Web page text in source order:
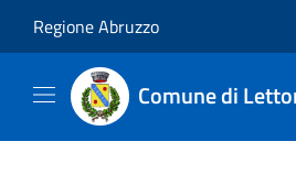
Regione Abruzzo
Comune di